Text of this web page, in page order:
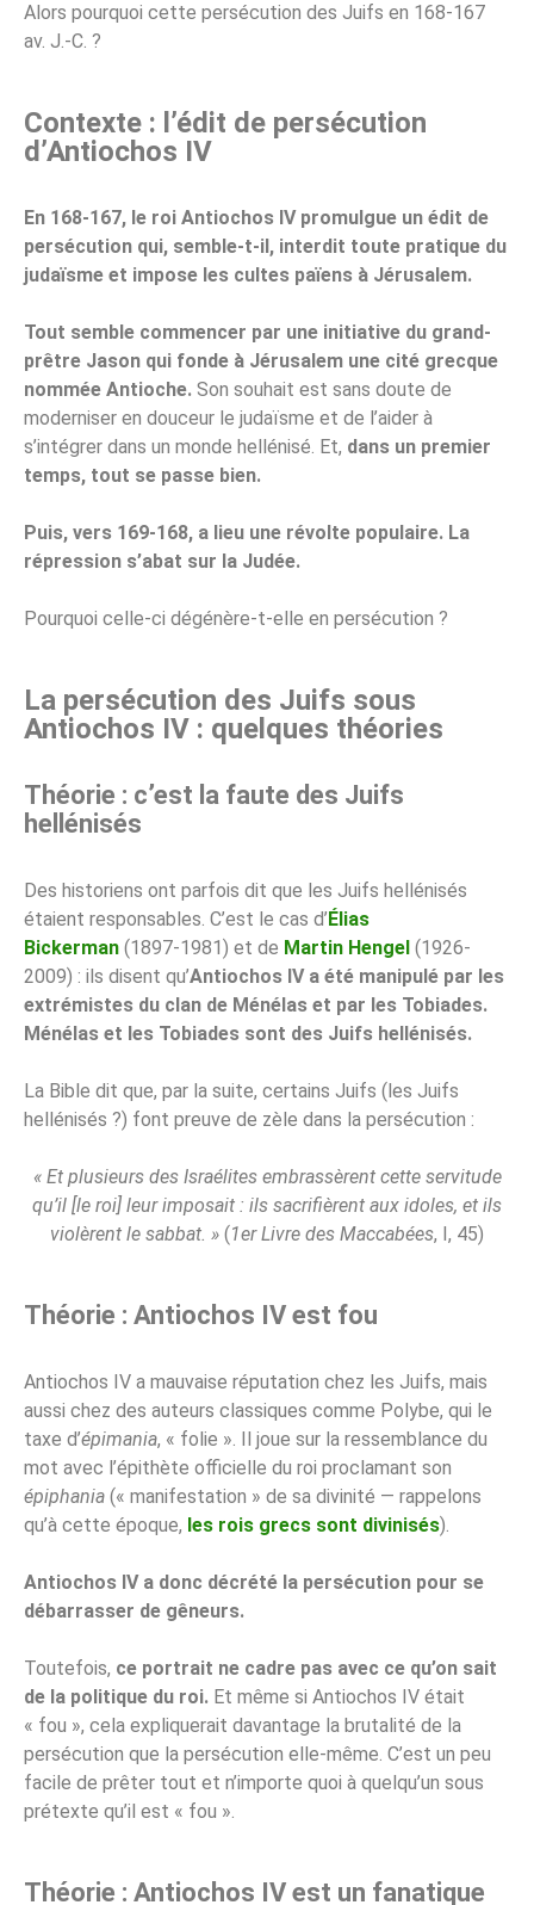
Alors pourquoi cette persécution des Juifs en 168-167
av. J.-C. ?
Contexte : l’édit de persécution
d’Antiochos IV
En 168-167, le roi Antiochos IV promulgue un édit de
persécution qui, semble-t-il, interdit toute pratique du
judaïsme et impose les cultes païens à Jérusalem.
Tout semble commencer par une initiative du grand-
prêtre Jason qui fonde à Jérusalem une cité grecque
nommée Antioche. Son souhait est sans doute de
moderniser en douceur le judaïsme et de l’aider à
s’intégrer dans un monde hellénisé. Et, dans un premier
temps, tout se passe bien.
Puis, vers 169-168, a lieu une révolte populaire. La
répression s’abat sur la Judée.
Pourquoi celle-ci dégénère-t-elle en persécution ?
La persécution des Juifs sous
Antiochos IV : quelques théories
Théorie : c’est la faute des Juifs
hellénisés
Des historiens ont parfois dit que les Juifs hellénisés
étaient responsables. C’est le cas d’Élias
Bickerman (1897-1981) et de Martin Hengel (1926-
2009) : ils disent qu’Antiochos IV a été manipulé par les
extrémistes du clan de Ménélas et par les Tobiades.
Ménélas et les Tobiades sont des Juifs hellénisés.
La Bible dit que, par la suite, certains Juifs (les Juifs
hellénisés ?) font preuve de zèle dans la persécution :
« Et plusieurs des Israélites embrassèrent cette servitude
qu’il [le roi] leur imposait : ils sacrifièrent aux idoles, et ils
violèrent le sabbat. » (1er Livre des Maccabées, I, 45)
Théorie : Antiochos IV est fou
Antiochos IV a mauvaise réputation chez les Juifs, mais
aussi chez des auteurs classiques comme Polybe, qui le
taxe d’épimania, « folie ». Il joue sur la ressemblance du
mot avec l’épithète officielle du roi proclamant son
épiphania (« manifestation » de sa divinité — rappelons
qu’à cette époque, les rois grecs sont divinisés).
Antiochos IV a donc décrété la persécution pour se
débarrasser de gêneurs.
Toutefois, ce portrait ne cadre pas avec ce qu’on sait
de la politique du roi. Et même si Antiochos IV était
« fou », cela expliquerait davantage la brutalité de la
persécution que la persécution elle-même. C’est un peu
facile de prêter tout et n’importe quoi à quelqu’un sous
prétexte qu’il est « fou ».
Théorie : Antiochos IV est un fanatique